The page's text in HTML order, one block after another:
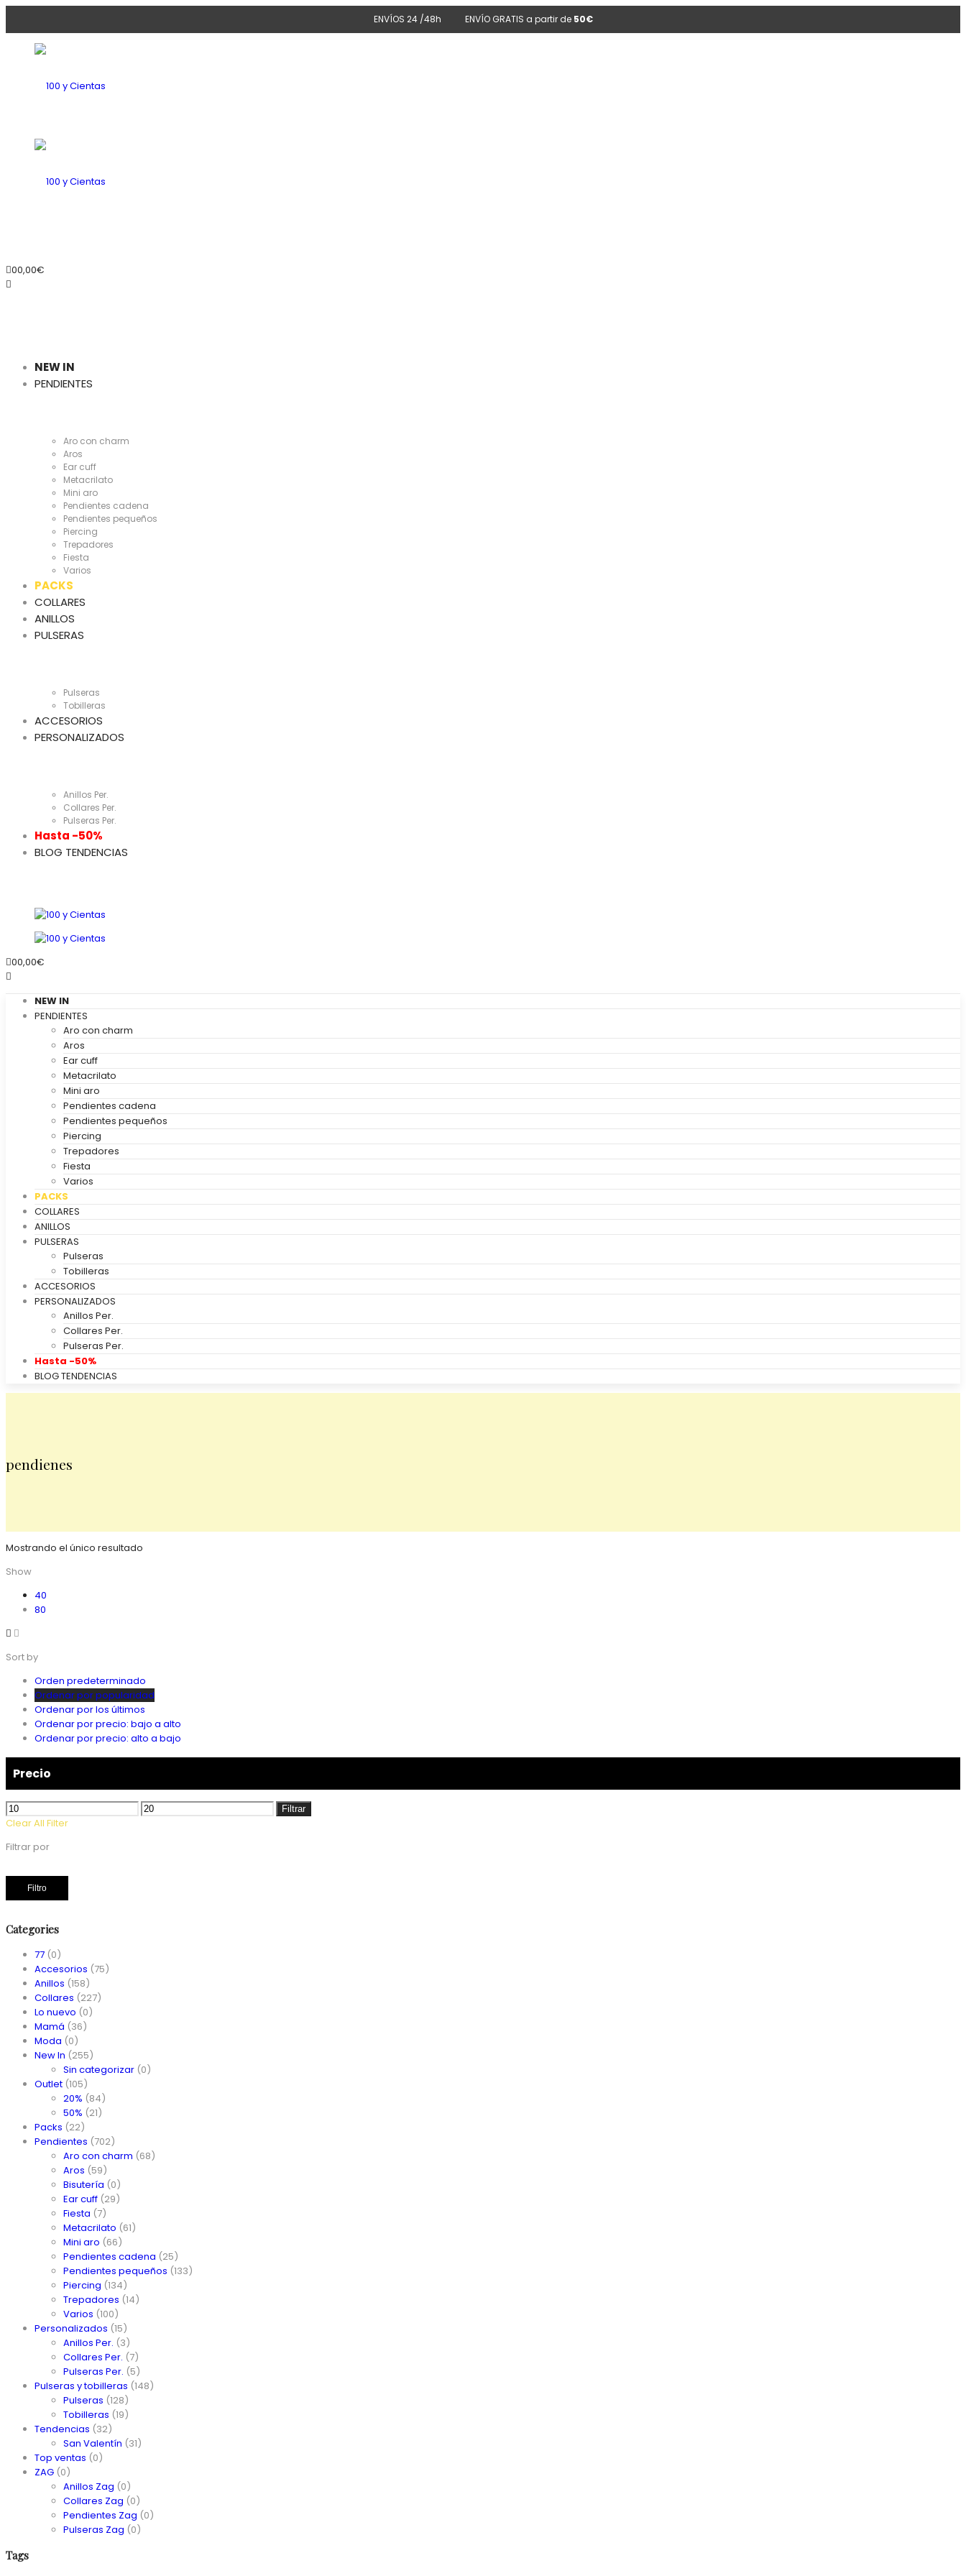
ENVÍOS 24 /48h ENVÍO GRATIS a partir de 50€
100
Cientas
00,00€
NEW IN
PENDIENTES
Aro con charm
Aros
Ear cuff
Metacrilato
Mini aro
Pendientes cadena
Pendientes pequeños
Piercing
Trepadores
Fiesta
Varios
PACKS
COLLARES
ANILLOS
PULSERAS
Pulseras
Tobilleras
ACCESORIOS
PERSONALIZADOS
Anillos Per.
Collares Per.
Pulseras Per.
Hasta -50%
BLOG TENDENCIAS
00,00€
NEW IN
PENDIENTES
Aro con charm
Aros
Ear cuff
Metacrilato
Mini aro
Pendientes cadena
Pendientes pequeños
Piercing
Trepadores
Fiesta
Varios
PACKS
COLLARES
ANILLOS
PULSERAS
Pulseras
Tobilleras
ACCESORIOS
PERSONALIZADOS
Anillos Per.
Collares Per.
Pulseras Per.
Hasta -50%
BLOG TENDENCIAS
pendienes
Mostrando el único resultado
Show
40
80
Sort by
Orden predeterminado
Ordenar por popularidad
Ordenar por los últimos
Ordenar por precio: bajo a alto
Ordenar por precio: alto a bajo
Precio
Precio
mínimo
Precio
Filtrar
Clear All Filter
Filtrar por
Filtro
Categories
77 (0)
Accesorios (75)
Anillos (158)
Collares (227)
Lo nuevo (0)
Mamá (36)
Moda (0)
New In (255)
Sin categorizar (0)
Outlet (105)
20% (84)
50% (21)
Packs (22)
Pendientes (702)
Aro con charm (68)
Aros (59)
Bisutería (0)
Ear cuff (29)
Fiesta (7)
Metacrilato (61)
Mini aro (66)
Pendientes cadena (25)
Pendientes pequeños (133)
Piercing (134)
Trepadores (14)
Varios (100)
Personalizados (15)
Anillos Per. (3)
Collares Per. (7)
Pulseras Per. (5)
Pulseras y tobilleras (148)
Pulseras (128)
Tobilleras (19)
Tendencias (32)
San Valentín (31)
Top ventas (0)
ZAG (0)
Anillos Zag (0)
Collares Zag (0)
Pendientes Zag (0)
Pulseras Zag (0)
Tags